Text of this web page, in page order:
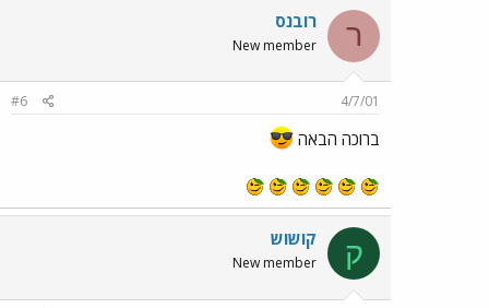
ר רובנס
New member
4/7/01
#6
ברוכה הבאה
ק קושוש
New member